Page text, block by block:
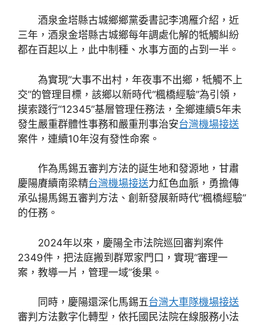
酒泉金塔縣古城鄉鄉黨委書記李鴻雁介紹，近
三年，酒泉金塔縣古城鄉每年調處化解的牴觸糾紛
都在百起以上，此中制種、水事方面的占到一半。
為實現“大事不出村，年夜事不出鄉，牴觸不上
交”的管理目標，該鄉以新時代“楓橋經驗”為引領，
摸索踐行“12345”基層管理任務法，全鄉連續5年未
發生嚴重群體性事務和嚴重刑事治安台灣機場接送
案件，連續10年沒有發性命案。
作為馬錫五審判方法的誕生地和發源地，甘肅
慶陽賡續南梁精台灣機場接送力紅色血脈，勇擔傳
承弘揚馬錫五審判方法、創新發展新時代“楓橋經驗”
的任務。
2024年以來，慶陽全市法院巡回審判案件
2349件，把法庭搬到群眾家門口，實現“審理一
案，教導一片，管理一域”後果。
同時，慶陽還深化馬錫五台灣大車隊機場接送
審判方法數字化轉型，依托國民法院在線服務小法